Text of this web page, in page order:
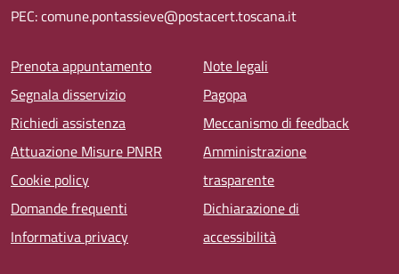
PEC: comune.pontassieve@postacert.toscana.it
Menu piè di pagina
Prenota appuntamento
Segnala disservizio
Richiedi assistenza
Attuazione Misure PNRR
Cookie policy
Domande frequenti
Informativa privacy
Note legali
Pagopa
Meccanismo di feedback
Amministrazione
trasparente
Dichiarazione di
accessibilità